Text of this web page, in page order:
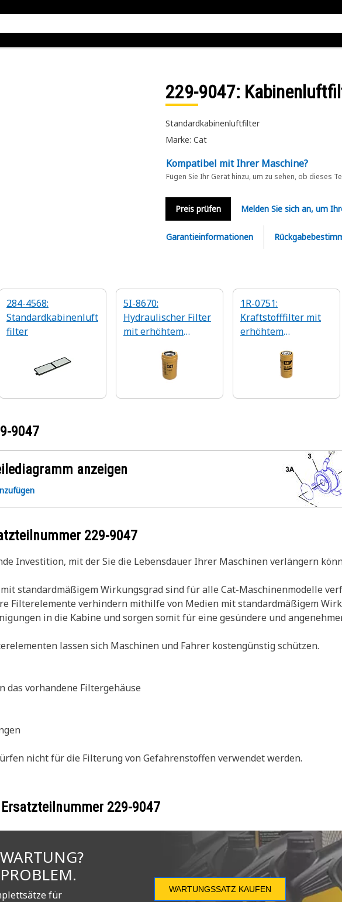
229-9047:
Standardkabinenluftfilter
Marke: Cat
Kompatibel mit Ihrer Maschine?
Fügen Sie Ihr Gerät hinzu, um zu sehen, ob dieses
Preis prüfen Melden Sie sich an, um
Garantieinformationen
284-4568:
Standardkabinenluft
filter
5I-8670:
Hydraulischer Filter
mit erhöhtem
1R-0751:
Kraftstofffilter mit
erhöhtem
9047
anzeigen
229-9047
Investition, mit der Sie die Lebensdauer Ihrer Maschinen verlängern
standardmäßigem Wirkungsgrad sind für alle Cat-Maschinenmodelle
Filterelemente verhindern mithilfe von Medien mit standardmäßigem
in die Kabine und sorgen somit für eine gesündere und
lassen sich Maschinen und Fahrer kostengünstig schützen.
das vorhandene Filtergehäuse
nicht für die Filterung von Gefahrenstoffen verwendet werden.
229-9047
für
WARTUNGSSATZ KAUFEN